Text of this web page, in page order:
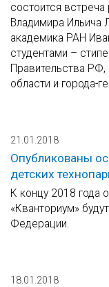
состоится
Владимира Ильича
академика РАН
студентами –
Правительства РФ,
области и города-
21.01.2018
Опубликованы
детских
К концу 2018 года
«Кванториум»
Федерации.
18.01.2018